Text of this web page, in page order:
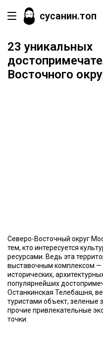
сусанин.топ
23 уникальных
Восточного
Северо-Восточный округ
тем, кто интересуется
ресурсами. Ведь эта
выставочным комплексом —
исторических,
популярнейших
Останкинская Телебашня,
туристами объект, зеленые
прочие привлекательные
точки.